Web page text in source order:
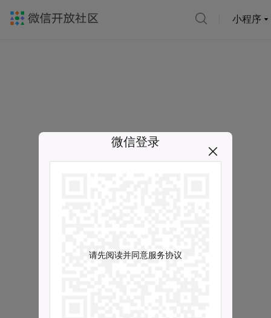
小程序
微信登录
请先阅读并同意服务协议